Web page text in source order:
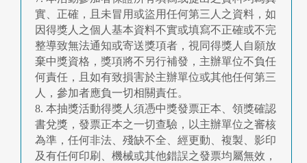
實、正確，且未冒用或盜用任何第三人之資料，如
因得獎人之個人基本資料不實或填寫不正確或不完
整導致無法通知或寄送獎項者，視同得獎人自願放
棄中獎資格，獎項將不另行補發，主辦單位不負任
何責任，且如有致損害於主辦單位或其他任何第三
人，參加者應負一切相關責任。
8. 本抽獎活動得獎人須憑中獎發票正本、領獎確認
書兌獎，發票正本之一切查驗，以主辦單位之審核
為準，任何非法、殘缺不全、經更動、複製、影印
及有任何印刷、機械或其他錯誤之發票均屬無效，